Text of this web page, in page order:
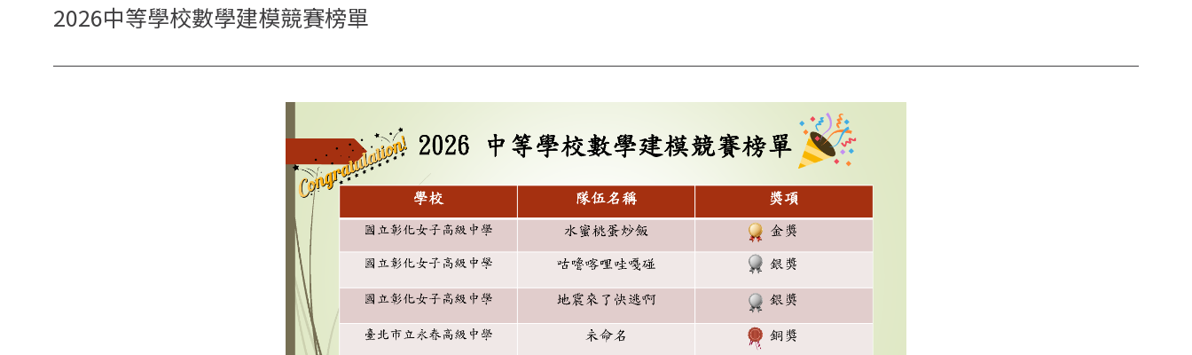
2026中等學校數學建模競賽榜單